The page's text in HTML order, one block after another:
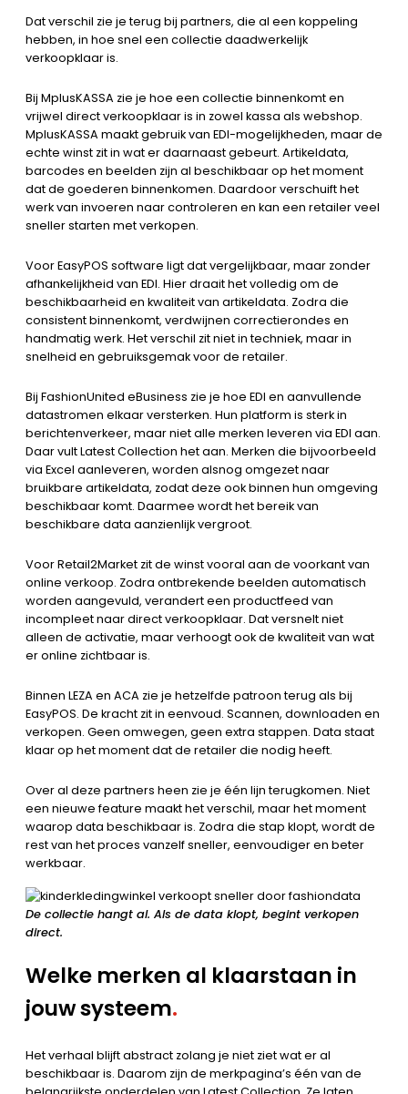
Dat verschil zie je terug bij partners, die al een koppeling
hebben, in hoe snel een collectie daadwerkelijk
verkoopklaar is.
Bij MplusKASSA zie je hoe een collectie binnenkomt en
vrijwel direct verkoopklaar is in zowel kassa als webshop.
MplusKASSA maakt gebruik van EDI-mogelijkheden, maar de
echte winst zit in wat er daarnaast gebeurt. Artikeldata,
barcodes en beelden zijn al beschikbaar op het moment
dat de goederen binnenkomen. Daardoor verschuift het
werk van invoeren naar controleren en kan een retailer veel
sneller starten met verkopen.
Voor EasyPOS software ligt dat vergelijkbaar, maar zonder
afhankelijkheid van EDI. Hier draait het volledig om de
beschikbaarheid en kwaliteit van artikeldata. Zodra die
consistent binnenkomt, verdwijnen correctierondes en
handmatig werk. Het verschil zit niet in techniek, maar in
snelheid en gebruiksgemak voor de retailer.
Bij FashionUnited eBusiness zie je hoe EDI en aanvullende
datastromen elkaar versterken. Hun platform is sterk in
berichtenverkeer, maar niet alle merken leveren via EDI aan.
Daar vult Latest Collection het aan. Merken die bijvoorbeeld
via Excel aanleveren, worden alsnog omgezet naar
bruikbare artikeldata, zodat deze ook binnen hun omgeving
beschikbaar komt. Daarmee wordt het bereik van
beschikbare data aanzienlijk vergroot.
Voor Retail2Market zit de winst vooral aan de voorkant van
online verkoop. Zodra ontbrekende beelden automatisch
worden aangevuld, verandert een productfeed van
incompleet naar direct verkoopklaar. Dat versnelt niet
alleen de activatie, maar verhoogt ook de kwaliteit van wat
er online zichtbaar is.
Binnen LEZA en ACA zie je hetzelfde patroon terug als bij
EasyPOS. De kracht zit in eenvoud. Scannen, downloaden en
verkopen. Geen omwegen, geen extra stappen. Data staat
klaar op het moment dat de retailer die nodig heeft.
Over al deze partners heen zie je één lijn terugkomen. Niet
een nieuwe feature maakt het verschil, maar het moment
waarop data beschikbaar is. Zodra die stap klopt, wordt de
rest van het proces vanzelf sneller, eenvoudiger en beter
werkbaar.
De collectie hangt al. Als de data klopt, begint verkopen
direct.
Welke merken al klaarstaan in
jouw systeem.
Het verhaal blijft abstract zolang je niet ziet wat er al
beschikbaar is. Daarom zijn de merkpagina’s één van de